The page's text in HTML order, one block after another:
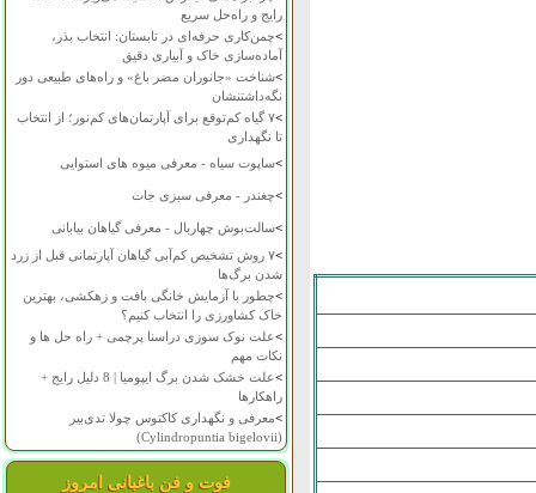
رایج و راه‌حل سریع
>چمن‌کاری حرفه‌ای در تابستان: انتخاب بذر،
آماده‌سازی خاک و آبیاری دقیق
>شناخت «جانوران مضر باغ» و راه‌های طبیعی دور
نگه‌داشتنشان
>
۷ گیاه کم‌توقع برای آپارتمان‌های کم‌نور؛ از انتخاب
تا نگهداری
>ساپوت سیاه - معرفی میوه های استوایی
>چغندر - معرفی سبزی جات
>سالت‌بوش چهاربال - معرفی گیاهان بیابانی
>
۷ روش تشخیص کم‌آبی گیاهان آپارتمانی قبل از زرد
شدن برگ‌ها
>چطور با آزمایش خانگی بافت و زهکشی، بهترین
خاک کشاورزی را انتخاب کنیم؟
>علت نوک سوزی دراسنا پرچمی + راه حل ها و
نکات مهم
>
علت خشک شدن برگ ایپومیا | 8 دلیل رایج +
راهکارها
>معرفی و نگهداری کاکتوس چولا تدی‌بیر
(Cylindropuntia bigelovii)
فوت و فن باغبانی امروز